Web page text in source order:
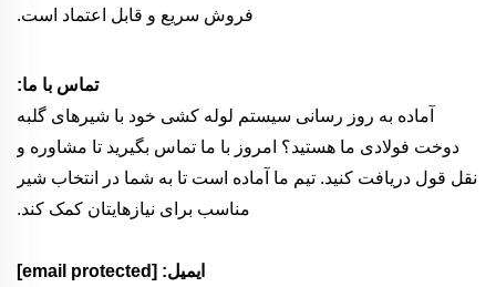
فروش سریع و قابل اعتماد است.
تماس با ما:
آماده به روز رسانی سیستم لوله کشی خود با شیرهای گلبه
دوخت فولادی ما هستید؟ امروز با ما تماس بگیرید تا مشاوره و
نقل قول دریافت کنید. تیم ما آماده است تا به شما در انتخاب شیر
مناسب برای نیازهایتان کمک کند.
ایمیل: [email protected]